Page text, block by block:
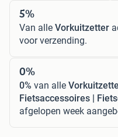
5%
Van alle Vorkuitzetter
voor verzending.
0%
0% van alle
Fietsaccessoires |
afgelopen week